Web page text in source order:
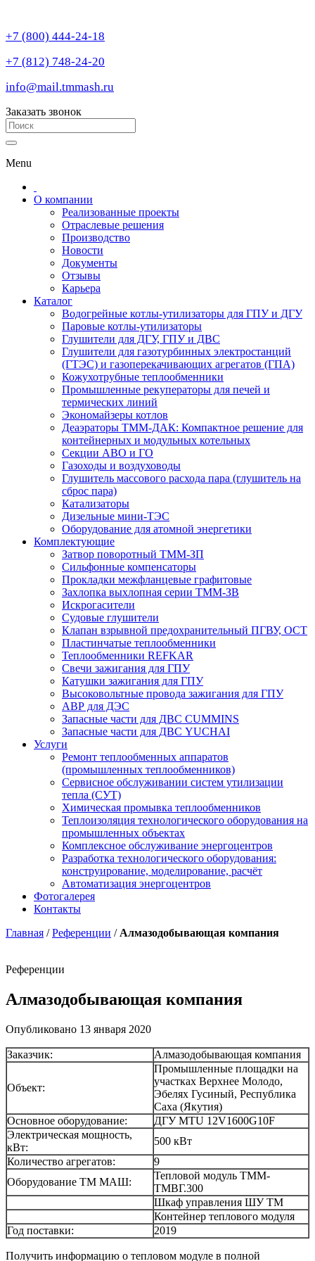
+7 (800) 444-24-18
+7 (812) 748-24-20
info@mail.tmmash.ru
Заказать звонок
Menu
О компании
Реализованные проекты
Отраслевые решения
Производство
Новости
Документы
Отзывы
Карьера
Каталог
Водогрейные котлы-утилизаторы для ГПУ и ДГУ
Паровые котлы-утилизаторы
Глушители для ДГУ, ГПУ и ДВС
Глушители для газотурбинных электростанций
(ГТЭС) и газоперекачивающих агрегатов (ГПА)
Кожухотрубные теплообменники
Промышленные рекуператоры для печей и
термических линий
Экономайзеры котлов
Деаэраторы ТММ-ДАК: Компактное решение для
контейнерных и модульных котельных
Секции АВО и ГО
Газоходы и воздуховоды
Глушитель массового расхода пара (глушитель на
сброс пара)
Катализаторы
Дизельные мини-ТЭС
Оборудование для атомной энергетики
Комплектующие
Затвор поворотный ТММ-ЗП
Сильфонные компенсаторы
Прокладки межфланцевые графитовые
Захлопка выхлопная серии ТММ-ЗВ
Искрогасители
Судовые глушители
Клапан взрывной предохранительный ПГВУ, ОСТ
Пластинчатые теплообменники
Теплообменники REFKAR
Свечи зажигания для ГПУ
Катушки зажигания для ГПУ
Высоковольтные провода зажигания для ГПУ
АВР для ДЭС
Запасные части для ДВС CUMMINS
Запасные части для ДВС YUCHAI
Услуги
Ремонт теплообменных аппаратов
(промышленных теплообменников)
Сервисное обслуживании систем утилизации
тепла (СУТ)
Химическая промывка теплообменников
Теплоизоляция технологического оборудования на
промышленных объектах
Комплексное обслуживание энергоцентров
Разработка технологического оборудования:
конструирование, моделирование, расчёт
Автоматизация энергоцентров
Фотогалерея
Контакты
Главная /Референции / Алмазодобывающая компания
Референции
Алмазодобывающая компания
Опубликовано 13 января 2020
Заказчик: Алмазодобывающая компания
Объект:
Промышленные площадки на
участках Верхнее Молодо,
Эбелях Гусиный, Республика
Саха (Якутия)
Основное оборудование:
ДГУ MTU 12V1600G10F
Электрическая мощность,
кВт:
500 кВт
Количество агрегатов:
9
Оборудование ТМ МАШ:
Тепловой модуль ТММ-
ТМВГ.300
Шкаф управления ШУ ТМ
Контейнер теплового модуля
Год поставки:
2019
Получить информацию о тепловом модуле в полной